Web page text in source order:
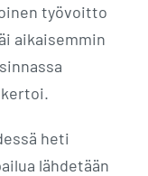
työvoitto
aikaisemmin
kertoi.
heti
lähdetään